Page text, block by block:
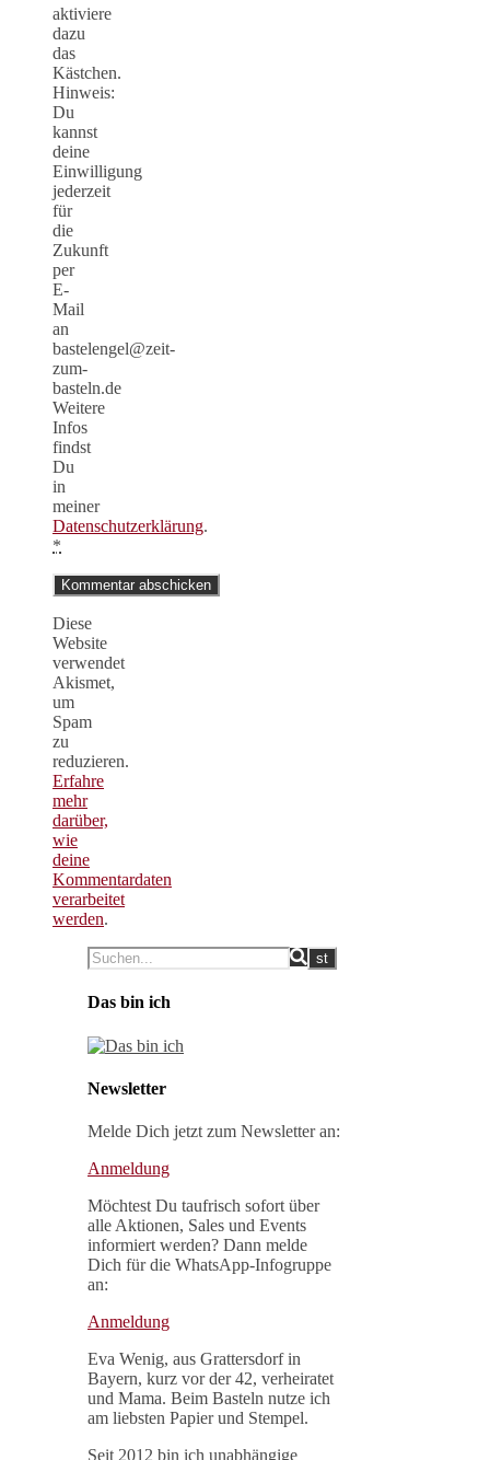
aktiviere
dazu
das
Kästchen.
Hinweis:
Du
kannst
deine
Einwilligung
jederzeit
für
die
Zukunft
per
E-
Mail
an
bastelengel@zeit-
zum-
basteln.de
Weitere
Infos
findst
Du
in
meiner
Datenschutzerklärung.
*
Diese
Website
verwendet
Akismet,
um
Spam
zu
reduzieren.
Erfahre
mehr
darüber,
wie
deine
Kommentardaten
verarbeitet
werden.
Das bin ich
Newsletter
Melde Dich jetzt zum Newsletter an:
Anmeldung
Möchtest Du taufrisch sofort über
alle Aktionen, Sales und Events
informiert werden? Dann melde
Dich für die WhatsApp-Infogruppe
an:
Anmeldung
Eva Wenig, aus Grattersdorf in
Bayern, kurz vor der 42, verheiratet
und Mama. Beim Basteln nutze ich
am liebsten Papier und Stempel.
Seit 2012 bin ich unabhängige